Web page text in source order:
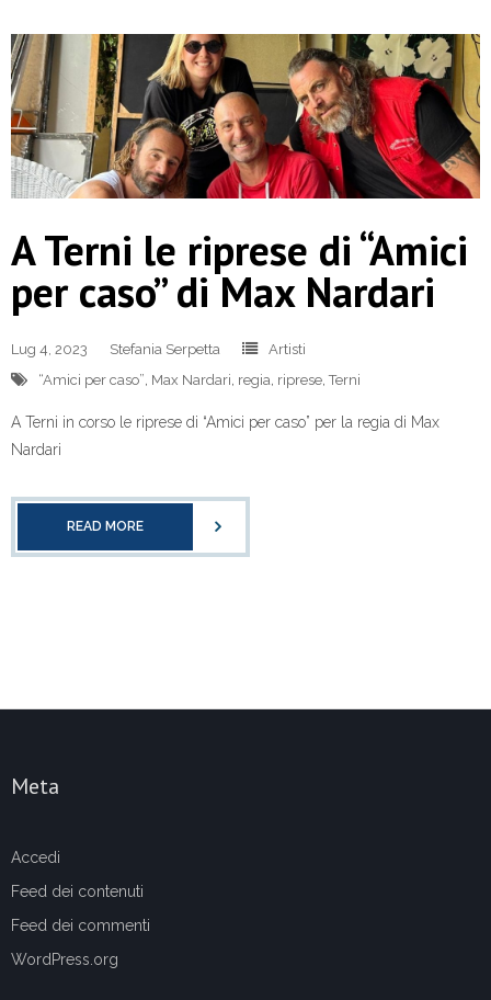
A Terni le riprese di “Amici
per caso” di Max Nardari
Lug 4, 2023 Stefania Serpetta
Artisti
“Amici per caso”, Max Nardari, regia, riprese,Terni
A Terni in corso le riprese di “Amici per caso” per la regia di Max
Nardari
READ MORE
Meta
Accedi
Feed dei contenuti
Feed dei commenti
WordPress.org